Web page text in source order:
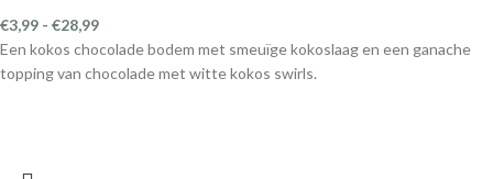
€3,99 - €28,99
Een kokos chocolade bodem met smeuïge kokoslaag en een ganache
topping van chocolade met witte kokos swirls.